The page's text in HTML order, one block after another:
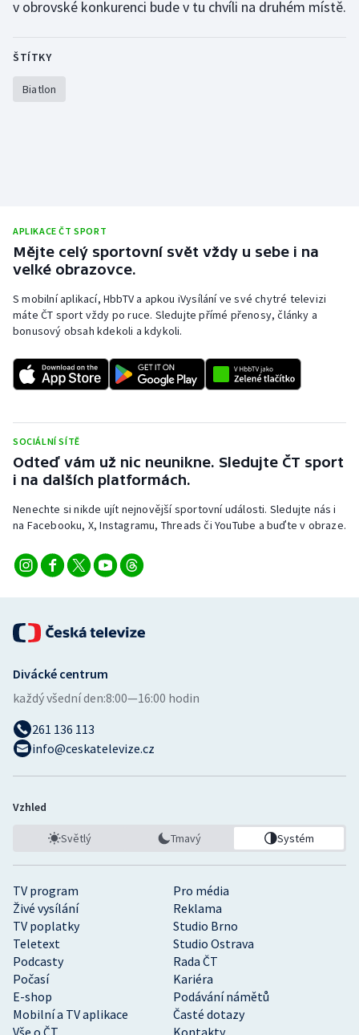
v obrovské konkurenci bude v tu chvíli na druhém místě.
ŠTÍTKY
Biatlon
APLIKACE ČT SPORT
Mějte celý sportovní svět vždy u sebe i na
velké obrazovce.
S mobilní aplikací, HbbTV a apkou iVysílání ve své chytré televizi
máte ČT sport vždy po ruce. Sledujte přímé přenosy, články a
bonusový obsah kdekoli a kdykoli.
SOCIÁLNÍ SÍTĚ
Odteď vám už nic neunikne. Sledujte ČT sport
i na dalších platformách.
Nenechte si nikde ujít nejnovější sportovní události. Sledujte nás i
na Facebooku, X, Instagramu, Threads či YouTube a buďte v obraze.
TV program
Pro média
Živé vysílání
Reklama
TV poplatky
Studio Brno
Teletext
Studio Ostrava
Podcasty
Rada ČT
Počasí
Kariéra
E-shop
Podávání námětů
Mobilní a TV aplikace
Časté dotazy
Vše o ČT
Kontakty
Divácké centrum
každý všední den:8:00—16:00 hodin
261 136 113
info@ceskatelevize.cz
Vzhled
Světlý Tmavý Systém